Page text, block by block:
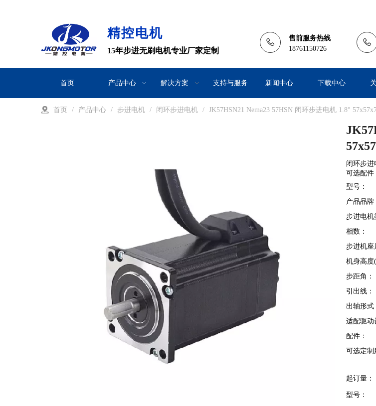
精控电机
15年步进无刷电机专业厂家定制
售前服务热线
18761150726
首页 产品中心 解决方案 支持与服务 新闻中心 下载中心
首页 / 产品中心 / 步进电机 / 闭环步进电机 / JK57HSN21 Nema23 57HSN 闭环步进电机 1.8°
闭环步进
可选配件
型号：
产品品牌
步进电机
相数：
步进机座
机身高度
步距角：
引出线：
出轴形式
适配驱动
配件：
可选定制
起订量：
型号：